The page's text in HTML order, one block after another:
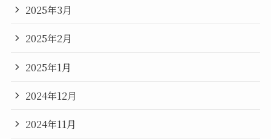
2025年3月
2025年2月
2025年1月
2024年12月
2024年11月